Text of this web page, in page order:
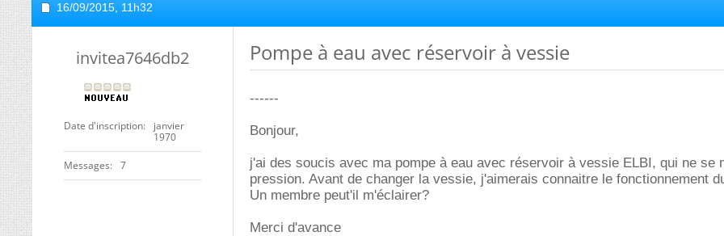
16/09/2015, 11h32
invitea7646db2
Date d'inscription
janvier
1970
Messages 7
Pompe à eau avec réservoir à vessie
------
Bonjour,
j'ai des soucis avec ma pompe à eau avec réservoir à vessie ELBI, qui ne se
pression. Avant de changer la vessie, j'aimerais connaitre le fonctionnement
Un membre peut'il m'éclairer?
Merci d'avance